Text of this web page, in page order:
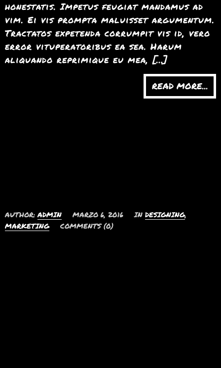
honestatis. Impetus feugiat mandamus ad
vim. Ei vis prompta maluisset argumentum.
Tractatos expetenda corrumpit vis id, vero
error vituperatoribus ea sea. Harum
aliquando reprimique eu mea, […]
READ MORE...
AUTHOR:ADMIN MARZO 6, 2016 IN DESIGNING,
MARKETING
COMMENTS (0)